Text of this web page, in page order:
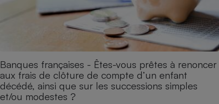
Banques françaises - Êtes-vous prêtes à renoncer
aux frais de clôture de compte d’un enfant
décédé, ainsi que sur les successions simples
et/ou modestes ?